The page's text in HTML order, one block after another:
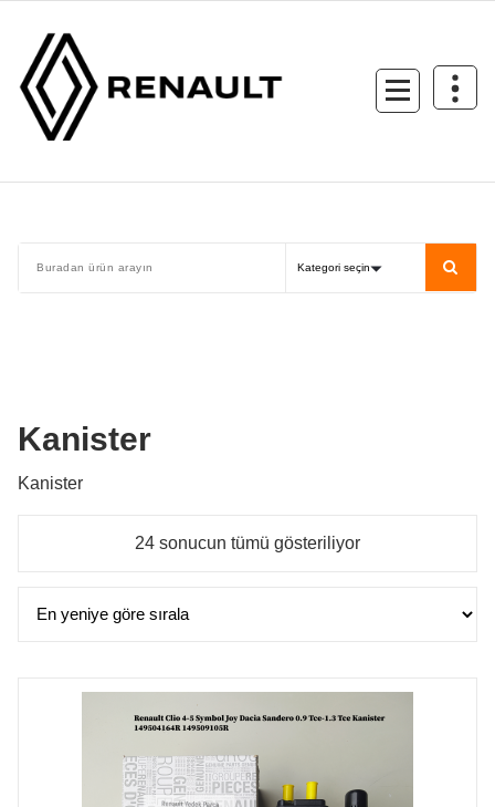
Kanister
Kanister
24 sonucun tümü gösteriliyorEn